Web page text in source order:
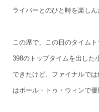
ライバーとのひと時を楽しん
この席で、この日のタイム
398のトップタイムを出した
できたけど、ファイナルで
はポール・トゥ・ウィンで